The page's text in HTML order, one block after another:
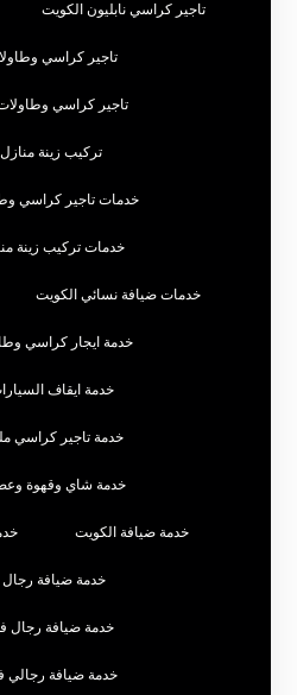
تاجير كراسي نابليون الكويت
تاجير كراسي
تاجير كراسي
تركيب زينة
خدمات تاجير كراسي
خدمات تركيب زينة
خدمات ضيافة نسائي الكويت
خدمة ايجار كراسي
خدمة ايقاف
خدمة تاجير كراسي
خدمة شاي وقهوة
خدمة ضيافة الكويت
خدمة ضيافة رجال
خدمة ضيافة رجال
خدمة ضيافة رجالي